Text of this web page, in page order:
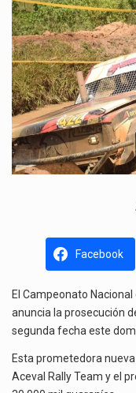
Facebook
El Campeonato
anuncia la prosecución
segunda fecha este
Esta prometedora
Aceval Rally Team y el